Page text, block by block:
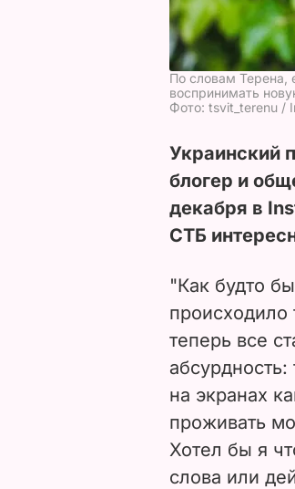
По словам Терена,
воспринимать
Фото: tsvit_terenu /
Украинский
блогер и
декабря в
СТБ
"Как будто
происходило
теперь все
на экранах
проживать
Хотел бы я
слова или